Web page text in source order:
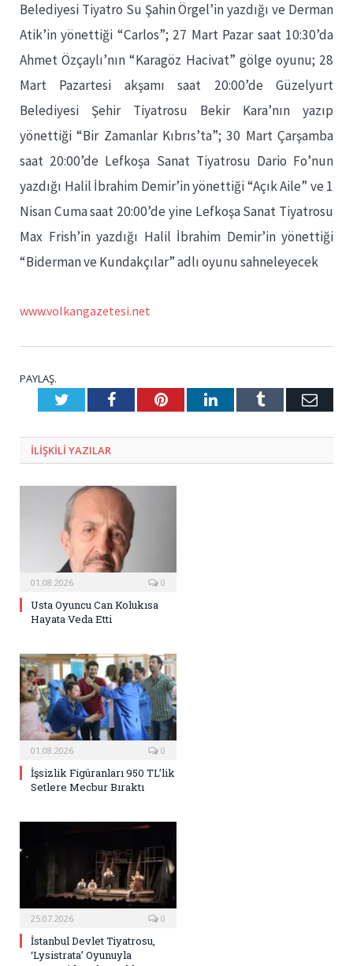
Belediyesi Tiyatro Su Şahin Örgel’in yazdığı ve Derman
Atik’in yönettiği “Carlos”; 27 Mart Pazar saat 10:30’da
Ahmet Özçaylı’nın “Karagöz Hacivat” gölge oyunu; 28
Mart Pazartesi akşamı saat 20:00’de Güzelyurt
Belediyesi Şehir Tiyatrosu Bekir Kara’nın yazıp
yönettiği “Bir Zamanlar Kıbrıs’ta”; 30 Mart Çarşamba
saat 20:00’de Lefkoşa Sanat Tiyatrosu Dario Fo’nun
yazdığı Halil İbrahim Demir’in yönettiği “Açık Aile” ve 1
Nisan Cuma saat 20:00’de yine Lefkoşa Sanat Tiyatrosu
Max Frish’in yazdığı Halil İbrahim Demir’in yönettiği
“Biderman ve Kundakçılar” adlı oyunu sahneleyecek
www.volkangazetesi.net
PAYLAŞ.
TwitterFacebookPinterestLinkedInTumblr E-
ILIŞKILI YAZILAR
01.08.2026 0
Usta Oyuncu Can Kolukısa
Hayata Veda Etti
01.08.2026 0
İşsizlik Figüranları 950 TL’lik
Setlere Mecbur Bıraktı
25.07.2026 0
İstanbul Devlet Tiyatrosu,
‘Lysistrata’ Oyunuyla